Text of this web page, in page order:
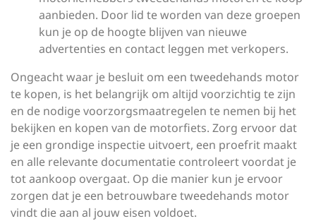
aanbieden. Door lid te worden van deze groepen
kun je op de hoogte blijven van nieuwe
advertenties en contact leggen met verkopers.
Ongeacht waar je besluit om een tweedehands motor
te kopen, is het belangrijk om altijd voorzichtig te zijn
en de nodige voorzorgsmaatregelen te nemen bij het
bekijken en kopen van de motorfiets. Zorg ervoor dat
je een grondige inspectie uitvoert, een proefrit maakt
en alle relevante documentatie controleert voordat je
tot aankoop overgaat. Op die manier kun je ervoor
zorgen dat je een betrouwbare tweedehands motor
vindt die aan al jouw eisen voldoet.